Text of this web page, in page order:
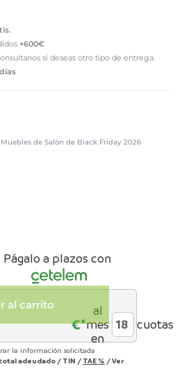
+600€
si deseas otro tipo de entrega.
Muebles de Salón de Black Friday 2026
al carrito
Págalo a plazos con
€*
al
mes
en
cuotas
la información solicitada
adeudado / TIN / TAE % /Ver